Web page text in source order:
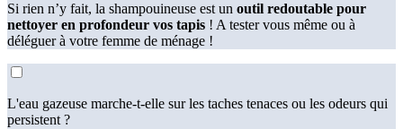
Si rien n’y fait, la shampouineuse est un outil redoutable pour
nettoyer en profondeur vos tapis ! A tester vous même ou à
déléguer à votre femme de ménage !
L'eau gazeuse marche-t-elle sur les taches tenaces ou les odeurs qui
persistent ?